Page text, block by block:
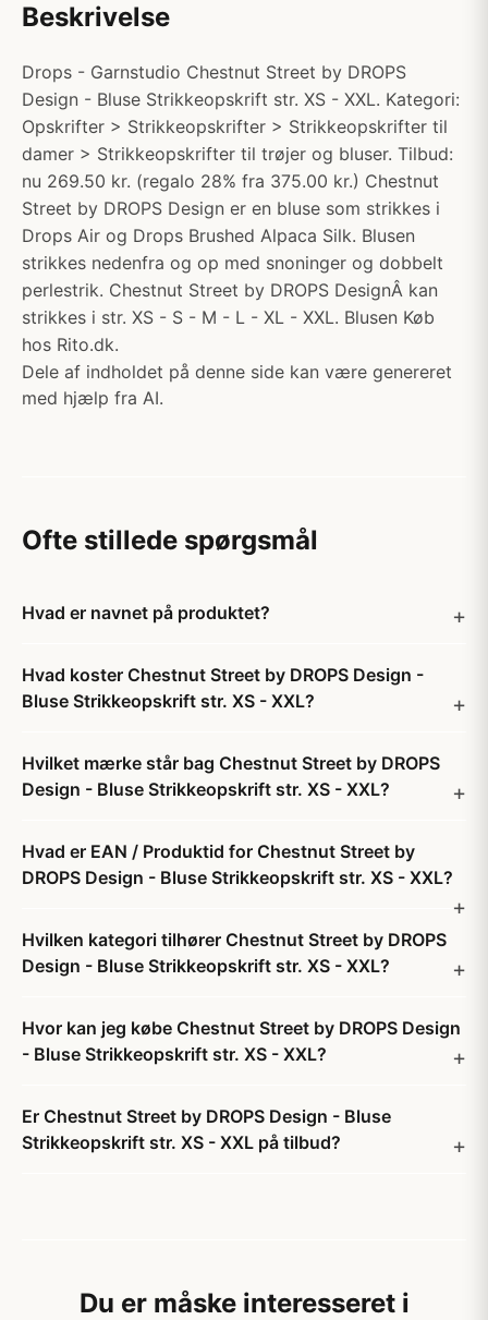
Beskrivelse
Drops - Garnstudio Chestnut Street by DROPS
Design - Bluse Strikkeopskrift str. XS - XXL. Kategori:
Opskrifter > Strikkeopskrifter > Strikkeopskrifter til
damer > Strikkeopskrifter til trøjer og bluser. Tilbud:
nu 269.50 kr. (regalo 28% fra 375.00 kr.) Chestnut
Street by DROPS Design er en bluse som strikkes i
Drops Air og Drops Brushed Alpaca Silk. Blusen
strikkes nedenfra og op med snoninger og dobbelt
perlestrik. Chestnut Street by DROPS DesignÂ kan
strikkes i str. XS - S - M - L - XL - XXL. Blusen Køb
hos Rito.dk.
Dele af indholdet på denne side kan være genereret
med hjælp fra AI.
Ofte stillede spørgsmål
Hvad er navnet på produktet?
Hvad koster Chestnut Street by DROPS Design -
Bluse Strikkeopskrift str. XS - XXL?
Hvilket mærke står bag Chestnut Street by DROPS
Design - Bluse Strikkeopskrift str. XS - XXL?
Hvad er EAN / Produktid for Chestnut Street by
DROPS Design - Bluse Strikkeopskrift str. XS - XXL?
Hvilken kategori tilhører Chestnut Street by DROPS
Design - Bluse Strikkeopskrift str. XS - XXL?
Hvor kan jeg købe Chestnut Street by DROPS Design
- Bluse Strikkeopskrift str. XS - XXL?
Er Chestnut Street by DROPS Design - Bluse
Strikkeopskrift str. XS - XXL på tilbud?
Du er måske interesseret i